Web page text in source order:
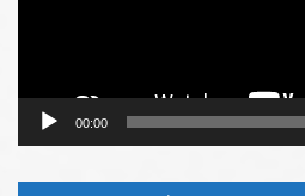
00:00